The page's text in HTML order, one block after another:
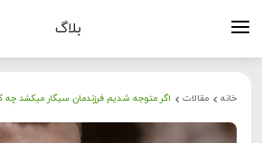
بلاگ
خانه مقالات اگر متوجه شدیم فرزندمان سیگار میکشد چه